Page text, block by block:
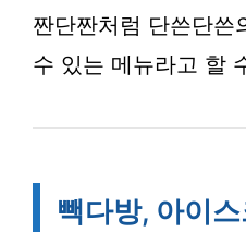
짠단짠처럼 단쓴단쓴
수 있는 메뉴라고 할
빽다방, 아이